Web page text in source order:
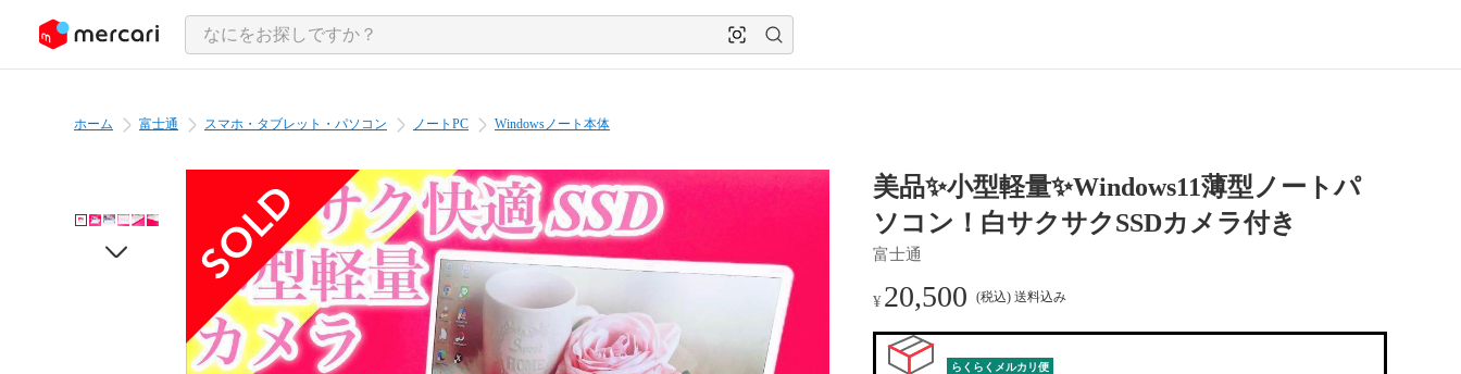
ツにスキップ
ホーム 富士通 スマホ・タブレット・パソコン ノートPC Windowsノート本体
美品✨️小型軽量✨️Windows11薄型ノートパ
ソコン！白サクサクSSDカメラ付き
富士通
¥ 20,500 (税込) 送料込み
らくらくメルカリ便